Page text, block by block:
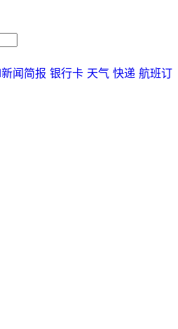
闻简报 银行卡 天气 快递 航班订